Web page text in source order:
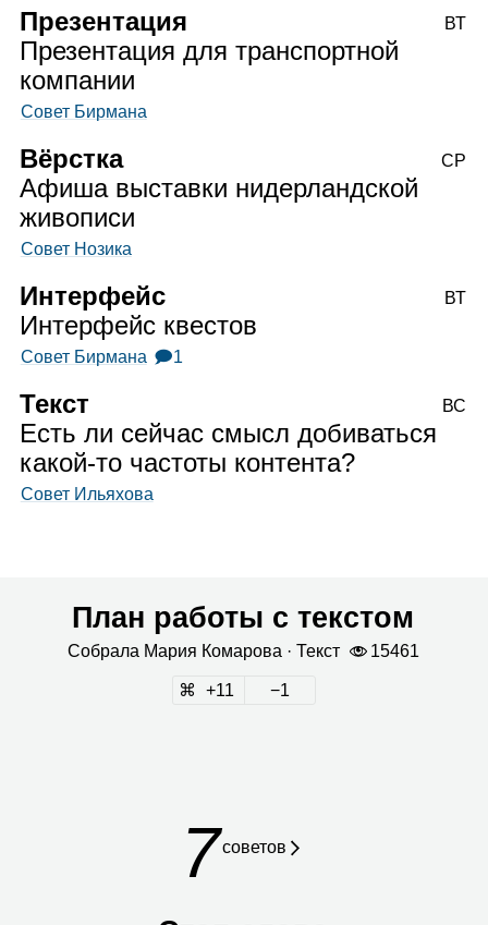
Презентация
Презентация для транспортной
компании
Совет Бирмана
ВТ
Вёрстка
Афиша выставки нидерландской
живописи
Совет Нозика
СР
Интерфейс
Интерфейс квестов
Совет Бирмана 🗩1
ВТ
Текст
Есть ли сейчас смысл добиваться
какой‑то частоты контента?
Совет Ильяхова
ВС
План работы с текстом
Собрала Мария Кома­рова · Текст 15461
11 1
7сове­тов